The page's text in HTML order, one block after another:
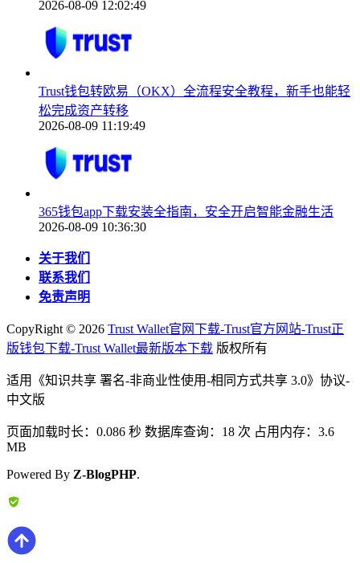
2026-08-09 12:02:49
Trust钱包转欧易（OKX）全流程安全教程，新手也能轻
松完成资产转移
2026-08-09 11:19:49
365钱包app下载安装全指南，安全开启智能金融生活
2026-08-09 10:36:30
关于我们
联系我们
免责声明
CopyRight © 2026 Trust Wallet官网下载-Trust官方网站-Trust正
版钱包下载-Trust Wallet最新版本下载 版权所有
适用《知识共享 署名-非商业性使用-相同方式共享 3.0》协议-
中文版
页面加载时长：0.086 秒 数据库查询：18 次 占用内存：3.6
MB
Powered By Z-BlogPHP.